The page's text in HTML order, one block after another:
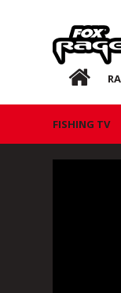
Rage
IT
FISHING TV